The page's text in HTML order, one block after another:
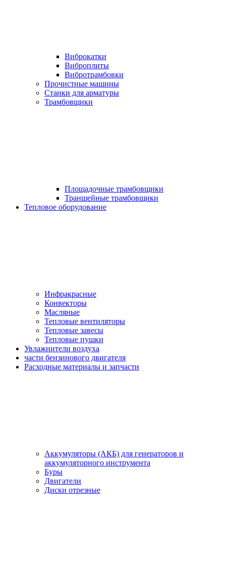
Виброкатки
Виброплиты
Вибротрамбовки
Прочистные машины
Станки для арматуры
Трамбовщики
Площадочные трамбовщики
Траншейные трамбовщики
Тепловое оборудование
Инфракрасные
Конвекторы
Масляные
Тепловые вентиляторы
Тепловые завесы
Тепловые пушки
Увлажнители воздуха
части бензинового двигателя
Расходные материалы и запчасти
Аккумуляторы (АКБ) для генераторов и
аккумуляторного инструмента
Буры
Двигатели
Диски отрезные